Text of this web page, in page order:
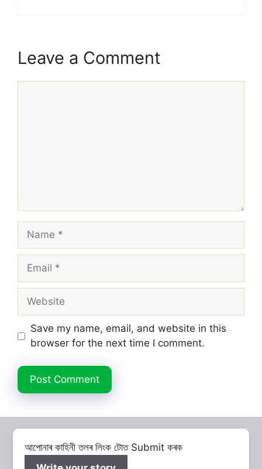
Leave a Comment
Name
Email
Website
Save my name, email, and website in this
browser for the next time I comment.
আপোনাৰ কাহিনী তলৰ লিংক টোত Submit কৰক